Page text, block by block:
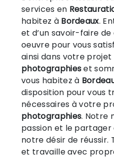
services en
habitez à Bordeaux.
et d’un savoir-faire
oeuvre pour vous
ainsi dans votre projet
photographieset
vous habitez à
disposition pour vous
nécessaires à votre
photographies. Notre
passion et le
notre désir de réussir.
et travaille avec